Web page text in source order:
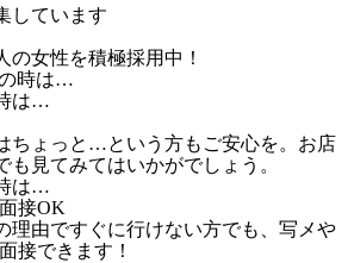
しています
の女性を積極採用中！
時は…
は…
ちょっと…という方もご安心を。お店
も見てみてはいかがでしょう。
は…
接OK
理由ですぐに行けない方でも、写メや
接できます！